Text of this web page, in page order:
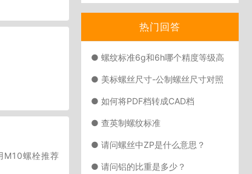
M10螺栓推荐
样的材质做，是否需要热处理？
热门回答
● 螺纹标准6g和6h哪个精度等级高
● 美标螺丝尺寸-公制螺丝尺寸对照
● 如何将PDF档转成CAD档
● 查英制螺纹标准
● 请问螺丝中ZP是什么意思？
● 请问铝的比重是多少？